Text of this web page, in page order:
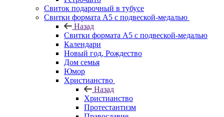
Свиток подарочный в тубусе
Свитки формата А5 с подвеской-медалью
Назад
Свитки формата А5 с подвеской-медалью
Календари
Новый год, Рождество
Дом семья
Юмор
Христианство
Назад
Христианство
Протестантизм